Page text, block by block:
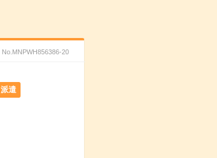
No.MNPWH856386-20
派遣